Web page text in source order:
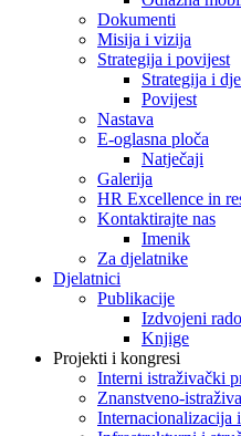
Dokumenti
Misija i vizija
Strategija i povijest
Strategija i
Povijest
Nastava
E-oglasna ploča
Natječaji
Galerija
HR Excellence in
Kontaktirajte nas
Imenik
Za djelatnike
Djelatnici
Publikacije
Izdvojeni
Knjige
Projekti i kongresi
Interni istraživački
Znanstveno-
Internacionalizacija